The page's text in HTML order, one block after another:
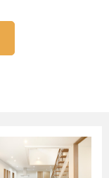
話番号、電子
きる情報あ
賃貸管理・建
業